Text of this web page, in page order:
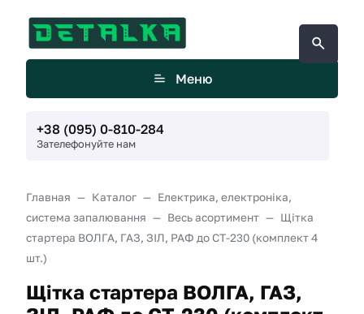
Меню
+38 (095) 0-810-284
Зателефонуйте нам
Главная Каталог
Електрика, електроніка,
система запалювання
Весь асортимент
Щітка
стартера ВОЛГА, ГАЗ, ЗІЛ, РАФ до СТ-230 (комплект 4
шт.)
Щітка стартера ВОЛГА, ГАЗ,